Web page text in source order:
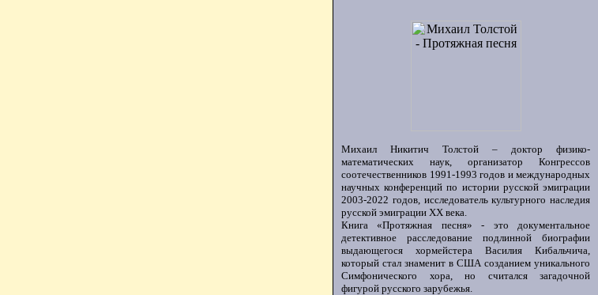
Михаил Никитич Толстой – доктор физико-
математических наук, организатор Конгрессов
соотечественников 1991-1993 годов и международных
научных конференций по истории русской эмиграции
2003-2022 годов, исследователь культурного наследия
русской эмиграции ХХ века.
Книга «Протяжная песня» - это документальное
детективное расследование подлинной биографии
выдающегося хормейстера Василия Кибальчича,
который стал знаменит в США созданием уникального
Симфонического хора, но считался загадочной
фигурой русского зарубежья.